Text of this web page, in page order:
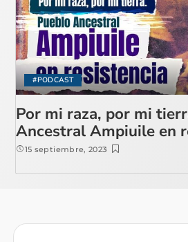
#PODCAST
Por mi raza, por mi
Ancestral Ampiuile en
15 septiembre, 2023